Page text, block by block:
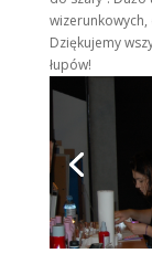
Dziękujemy
łupów!